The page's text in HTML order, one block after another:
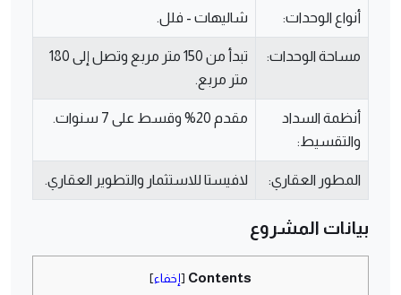
أنواع الوحدات: شاليهات - فلل.
مساحة الوحدات:
تبدأ من 150 متر مربع وتصل إلى 180
متر مربع.
أنظمة السداد
والتقسيط:
مقدم 20% وقسط على 7 سنوات.
المطور العقاري: لافيستا للاستثمار والتطوير العقاري.
بيانات المشروع
Contents
[إخفاء]